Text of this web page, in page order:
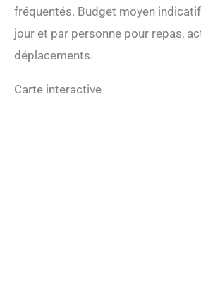
fréquentés. Budget moyen
jour et par personne pour repas,
déplacements.
Carte interactive